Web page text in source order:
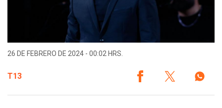
26 DE FEBRERO DE 2024 - 00:02 HRS.
T13